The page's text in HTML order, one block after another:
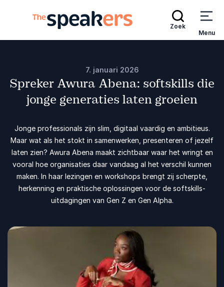
Zoek
Menu
7. januari 2026
Spreker Awura Abena: softskills die
jonge generaties laten groeien
Jonge professionals zijn slim, digitaal vaardig en ambitieus.
Maar wat als het stokt in samenwerken, presenteren of jezelf
laten zien? Awura Abena maakt zichtbaar waar het wringt en
vooral hoe organisaties daar vandaag al het verschil kunnen
maken. In haar lezingen en workshops brengt zij scherpte,
herkenning en praktische oplossingen voor de softskills-
uitdagingen van Gen Z en Gen Alpha.